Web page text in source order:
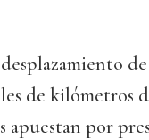
de kilómetros
por